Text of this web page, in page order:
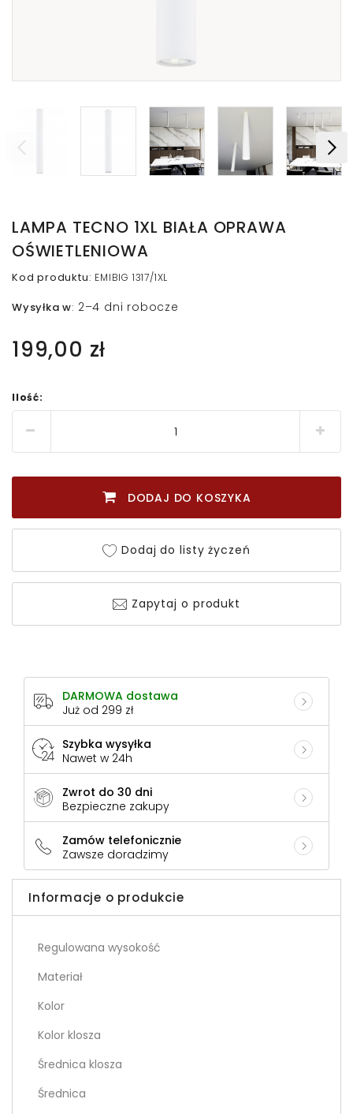
LAMPA TECNO 1XL BIAŁA OPRAWA
OŚWIETLENIOWA
Kod produktu: EMIBIG 1317/1XL
Wysyłka w: 2–4 dni robocze
199,00 zł
Ilość:
DODAJ DO KOSZYKA
Dodaj do listy życzeń
Zapytaj o produkt
DARMOWA dostawa
Już od 299 zł
Szybka wysyłka
Nawet w 24h
Zwrot do 30 dni
Bezpieczne zakupy
Zamów telefonicznie
Zawsze doradzimy
Informacje o produkcie
Regulowana wysokość
Materiał
Kolor
Kolor klosza
Średnica klosza
Średnica